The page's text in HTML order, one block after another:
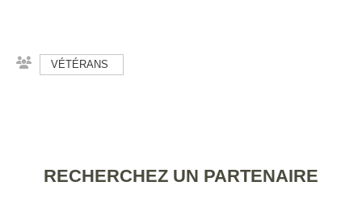
VÉTÉRANS
RECHERCHEZ UN PARTENAIRE